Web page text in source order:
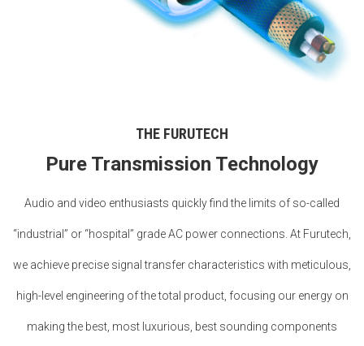
THE FURUTECH
Pure Transmission Technology
Audio and video enthusiasts quickly find the limits of so-called
“industrial” or “hospital” grade AC power connections. At Furutech,
we achieve precise signal transfer characteristics with meticulous,
high-level engineering of the total product, focusing our energy on
making the best, most luxurious, best sounding components